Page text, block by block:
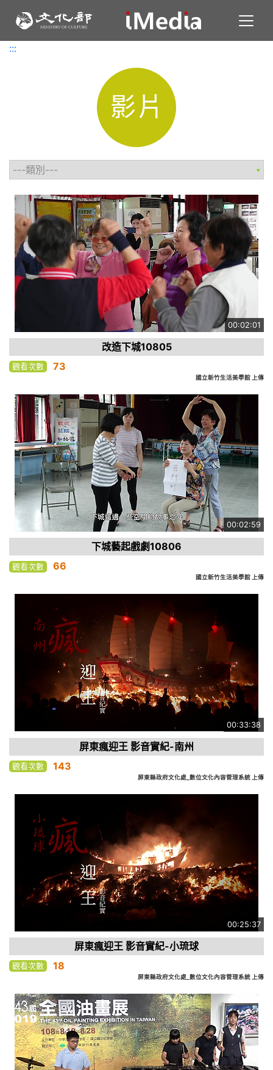
:::
:::
影片
00:02:01
改造下城10805
觀看次數 73
國立新竹生活美學館 上傳
00:02:59
下城藝起戲劇10806
觀看次數 66
國立新竹生活美學館 上傳
00:33:38
屏東瘋迎王 影音實紀-南州
觀看次數 143
屏東縣政府文化處_數位文化內容管理系統 上傳
00:25:37
屏東瘋迎王 影音實紀-小琉球
觀看次數 18
屏東縣政府文化處_數位文化內容管理系統 上傳